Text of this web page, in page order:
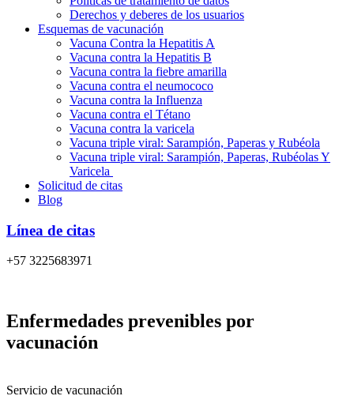
Derechos y deberes de los usuarios
Esquemas de vacunación
Vacuna Contra la Hepatitis A
Vacuna contra la Hepatitis B
Vacuna contra la fiebre amarilla
Vacuna contra el neumococo
Vacuna contra la Influenza
Vacuna contra el Tétano
Vacuna contra la varicela
Vacuna triple viral: Sarampión, Paperas y Rubéola
Vacuna triple viral: Sarampión, Paperas, Rubéolas Y
Varicela
Solicitud de citas
Blog
Línea de citas
+57 3225683971
Enfermedades prevenibles por
vacunación
Servicio de vacunación